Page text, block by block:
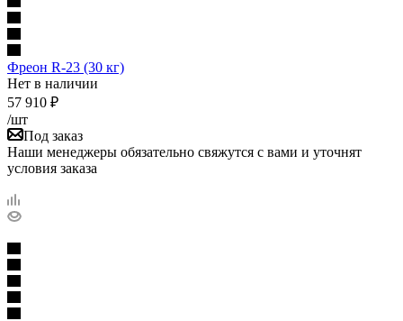
Фреон R-23 (30 кг)
Нет в наличии
57 910 ₽
/шт
Под заказ
Наши менеджеры обязательно свяжутся с вами и уточнят
условия заказа